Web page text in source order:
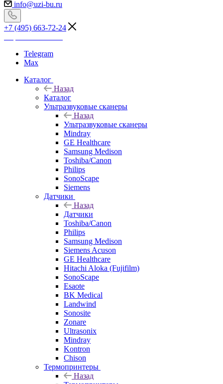
info@uzi-bu.ru
+7 (495) 663-72-24
Telegram
Max
Каталог
Назад
Каталог
Ультразвуковые сканеры
Назад
Ультразвуковые сканеры
Mindray
GE Healthcare
Samsung Medison
Toshiba/Canon
Philips
SonoScape
Siemens
Датчики
Назад
Датчики
Toshiba/Canon
Philips
Samsung Medison
Siemens Acuson
GE Healthcare
Hitachi Aloka (Fujifilm)
SonoScape
Esaote
BK Medical
Landwind
Sonosite
Zonare
Ultrasonix
Mindray
Kontron
Chison
Термопринтеры
Назад